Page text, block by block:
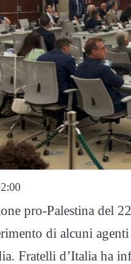
pro-Palestina del
di alcuni
Fratelli d’Italia ha